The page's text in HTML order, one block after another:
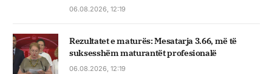
06.08.2026, 12:19
Rezultatet e maturës: Mesatarja 3.66, më të
suksesshëm maturantët profesionalë
06.08.2026, 12:19